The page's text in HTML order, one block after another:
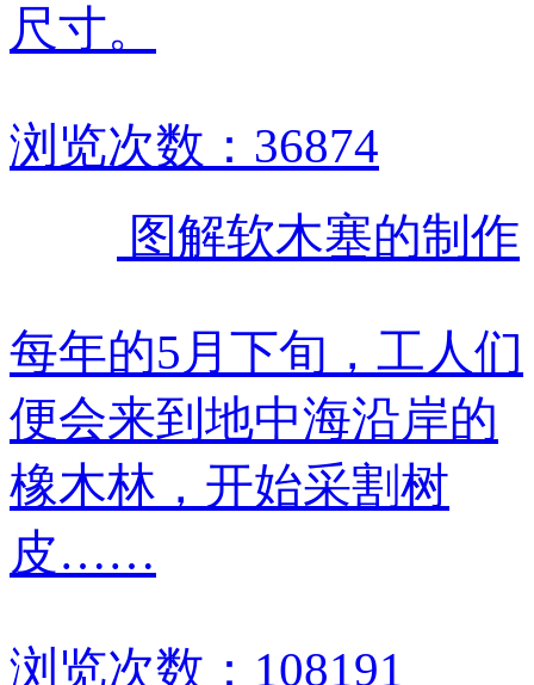
尺寸。
浏览次数：36874
图解软木塞的制作
每年的5月下旬，工人们
便会来到地中海沿岸的
橡木林，开始采割树
皮……
浏览次数：108191